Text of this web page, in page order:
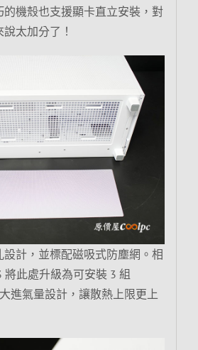
機殼也支援顯卡直立安裝，對
太加分了！
計，並標配磁吸式防塵網。相
將此處升級為可安裝 3 組
進氣量設計，讓散熱上限更上